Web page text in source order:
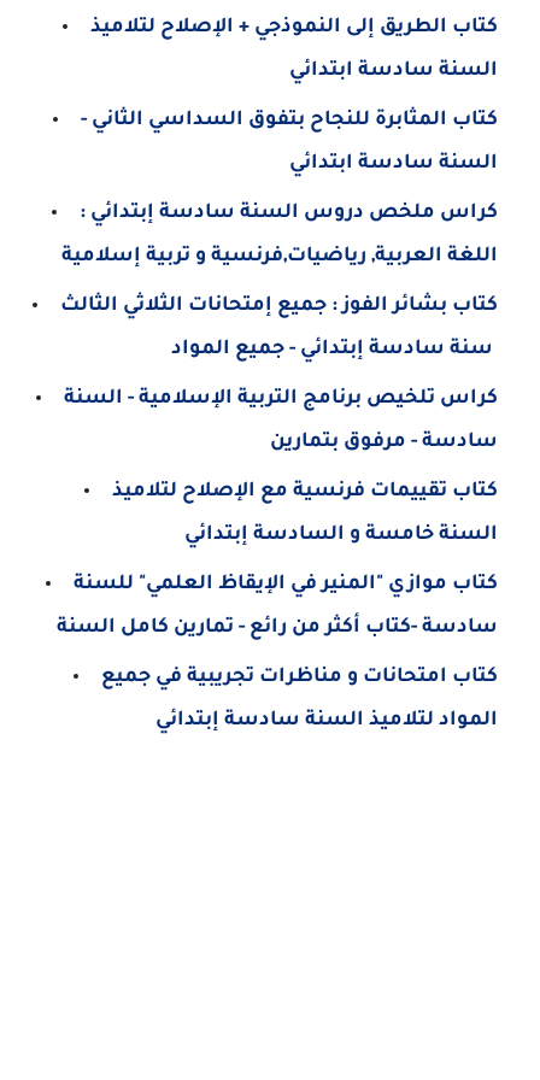
كتاب الطريق إلى النموذجي + الإصلاح لتلاميذ
السنة سادسة ابتدائي
كتاب المثابرة للنجاح بتفوق السداسي الثاني -
السنة سادسة ابتدائي
كراس ملخص دروس السنة سادسة إبتدائي :
اللغة العربية, رياضيات,فرنسية و تربية إسلامية
كتاب بشائر الفوز : جميع إمتحانات الثلاثي الثالث
كراس تلخيص برنامج التربية الإسلامية - السنة
سادسة - مرفوق بتمارين
كتاب تقييمات فرنسية مع الإصلاح لتلاميذ
السنة خامسة و السادسة إبتدائي
كتاب موازي "المنير في الإيقاظ العلمي" للسنة
سادسة -كتاب أكثر من رائع - تمارين كامل السنة
كتاب امتحانات و مناظرات تجريبية في جميع
المواد لتلاميذ السنة سادسة إبتدائي